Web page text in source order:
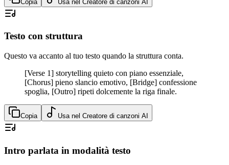
Copia Usa nel Creatore di canzoni AI
Testo con struttura
Questo va accanto al tuo testo quando la struttura conta.
[Verse 1] storytelling quieto con piano essenziale,
[Chorus] pieno slancio emotivo, [Bridge] confessione
spoglia, [Outro] ripeti dolcemente la riga finale.
Copia Usa nel Creatore di canzoni AI
Intro parlata in modalità testo